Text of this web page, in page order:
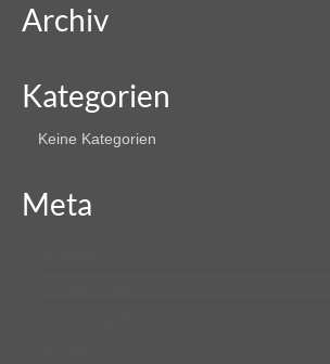
Archiv
Kategorien
Keine Kategorien
Meta